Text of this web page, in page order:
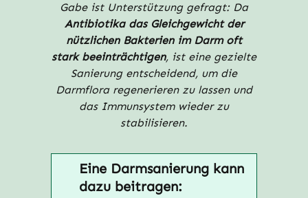
Gabe ist Unterstützung gefragt: Da
Antibiotika das Gleichgewicht der
nützlichen Bakterien im Darm oft
stark beeinträchtigen, ist eine gezielte
Sanierung entscheidend, um die
Darmflora regenerieren zu lassen und
das Immunsystem wieder zu
stabilisieren.
Eine Darmsanierung kann
dazu beitragen: